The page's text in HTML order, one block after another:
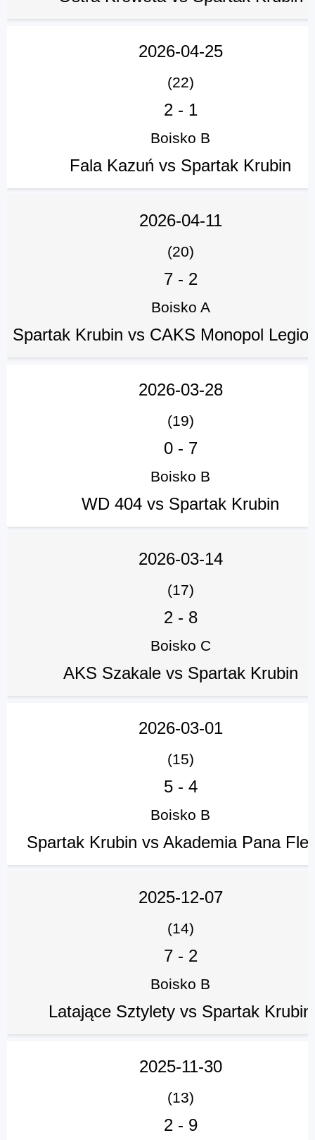
2026-04-25
(22)
2- 1
Boisko B
Fala Kazuń vs Spartak Krubin
2026-04-11
(20)
7- 2
Boisko A
Spartak Krubin vs CAKS Monopol
2026-03-28
(19)
0- 7
Boisko B
WD 404 vs Spartak Krubin
2026-03-14
(17)
2- 8
Boisko C
AKS Szakale vs Spartak Krubin
2026-03-01
(15)
5- 4
Boisko B
Spartak Krubin vs Akademia Pana
2025-12-07
(14)
7- 2
Boisko B
Latające Sztylety vs Spartak Krubin
2025-11-30
(13)
2- 9